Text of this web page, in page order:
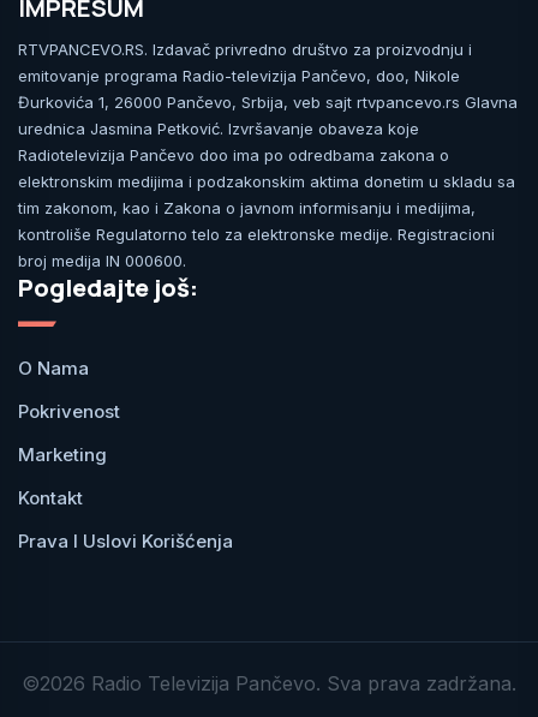
IMPRESUM
RTVPANCEVO.RS. Izdavač privredno društvo za proizvodnju i
emitovanje programa Radio-televizija Pančevo, doo, Nikole
Đurkovića 1, 26000 Pančevo, Srbija, veb sajt rtvpancevo.rs Glavna
urednica Jasmina Petković. Izvršavanje obaveza koje
Radiotelevizija Pančevo doo ima po odredbama zakona o
elektronskim medijima i podzakonskim aktima donetim u skladu sa
tim zakonom, kao i Zakona o javnom informisanju i medijima,
kontroliše Regulatorno telo za elektronske medije. Registracioni
broj medija IN 000600.
Pogledajte još:
O Nama
Pokrivenost
Marketing
Kontakt
Prava I Uslovi Korišćenja
©2026 Radio Televizija Pančevo. Sva prava zadržana.